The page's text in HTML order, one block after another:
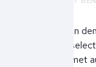
De wereld van
slechts een
combineren met